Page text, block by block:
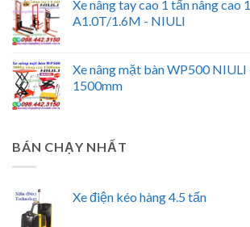
Xe nâng tay cao 1 tấn nâng cao
A1.0T/1.6M - NIULI
Xe nâng mặt bàn WP500 NIULI
1500mm
BÁN CHẠY NHẤT
Xe điện kéo hàng 4.5 tấn